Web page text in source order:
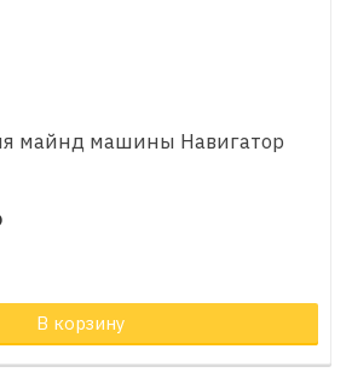
майнд машины Навигатор
В корзину